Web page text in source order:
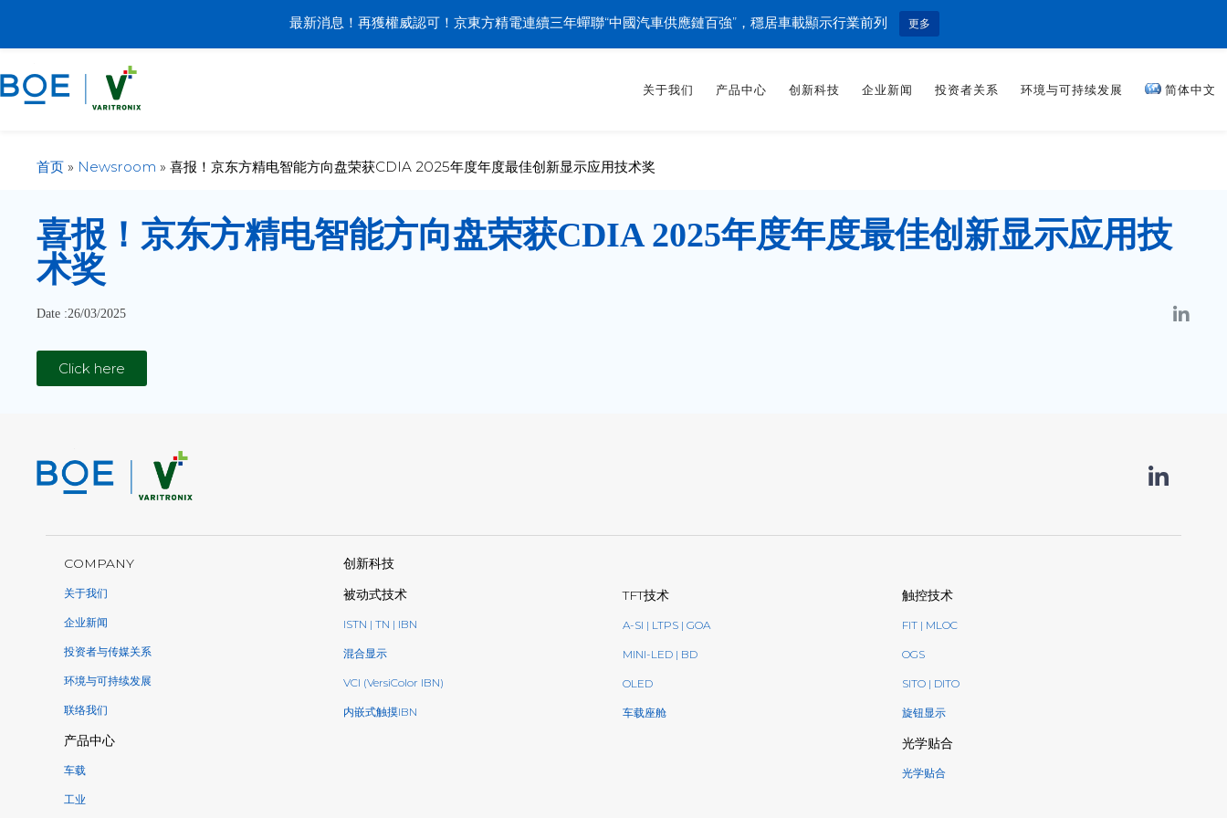
关于我们 产品中心 创新科技 企业新闻 投资者关系 环境与可持续发展 简体中文
首页 » Newsroom » 喜报！京东方精电智能方向盘荣获CDIA 2025年度年度最佳创新显示应用技术奖
喜报！京东方精电智能方向盘荣获CDIA 2025年度年度最佳创新显示应用技
术奖
Date :26/03/2025
Click here
COMPANY
关于我们
企业新闻
投资者与传媒关系
环境与可持续发展
联络我们
产品中心
车载
工业
创新科技
被动式技术
ISTN | TN | IBN
混合显示
VCI (VersiColor IBN)
内嵌式触摸IBN
TFT技术
A-SI | LTPS | GOA
MINI-LED | BD
OLED
车载座舱
触控技术
FIT | MLOC
OGS
SITO | DITO
旋钮显示
光学贴合
光学贴合
最新消息！再獲權威認可！京東方精電連續三年蟬聯“中國汽車供應鏈百強”，穩居車載顯示行業前列 更多